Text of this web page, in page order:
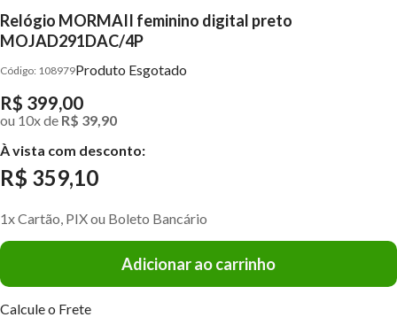
Relógio MORMAII feminino digital preto
MOJAD291DAC/4P
108979Produto Esgotado
R$ 399,00
ou 10xde R$ 39,90
À vista com desconto:
R$ 359,10
1x Cartão, PIX ou Boleto Bancário
Adicionar ao carrinho
Calcule o Frete